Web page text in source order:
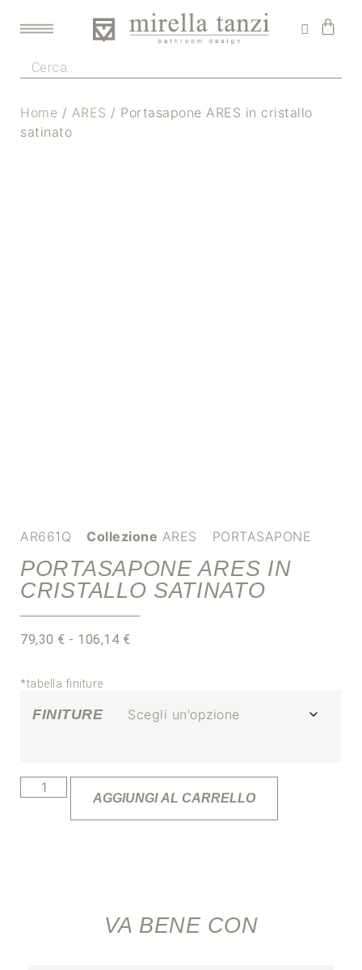
Home / ARES / Portasapone ARES in cristallo
satinato
AR661Q Collezione ARES PORTASAPONE
PORTASAPONE ARES IN
CRISTALLO SATINATO
79,30 € - 106,14 €
*tabella finiture
FINITURE
AGGIUNGI AL CARRELLO
VA BENE CON